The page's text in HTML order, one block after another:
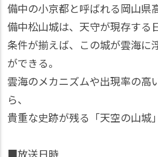
備中の小京都と呼ばれる岡山県
備中松山城は、天守が現存する
条件が揃えば、この城が雲海に
ができる。
雲海のメカニズムや出現率の高
ら、
貴重な史跡が残る「天空の山城
■放送日時